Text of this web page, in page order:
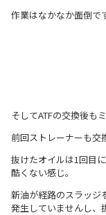
作業はなかなか面倒で
そしてATFの交換後も
前回ストレーナーも交
抜けたオイルは1回目
酷くない感じ。
新油が経路のスラッジ
発生していませんし、